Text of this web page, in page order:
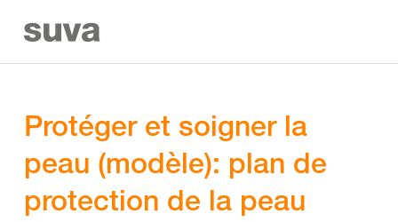
Protéger et soigner la
peau (modèle): plan de
protection de la peau